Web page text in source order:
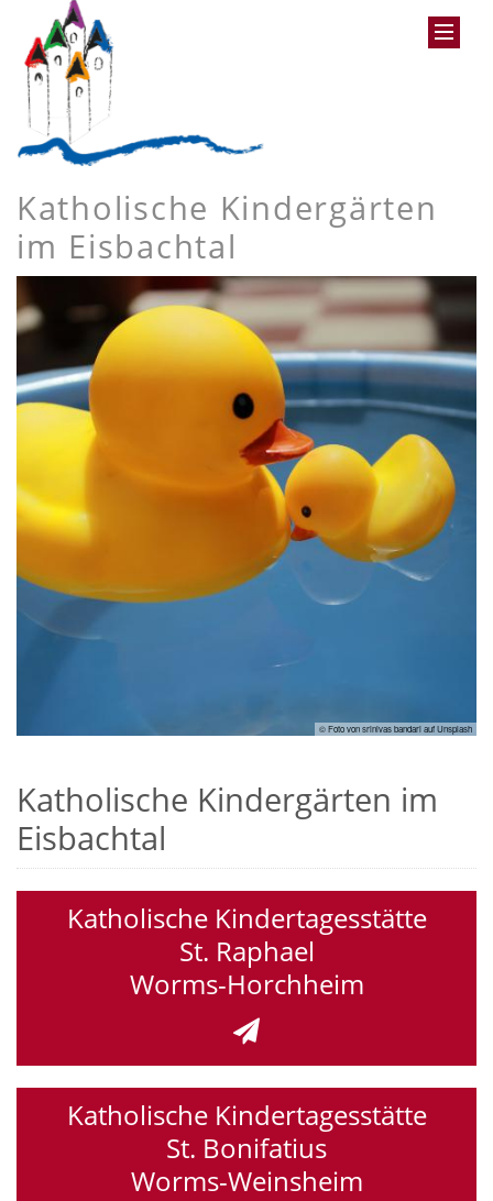
Katholische Kindergärten
im Eisbachtal
© Foto von srinivas bandari auf Unsplash
Katholische Kindergärten im
Eisbachtal
Katholische Kindertagesstätte
St. Raphael
Worms-Horchheim
Katholische Kindertagesstätte
St. Bonifatius
Worms-Weinsheim